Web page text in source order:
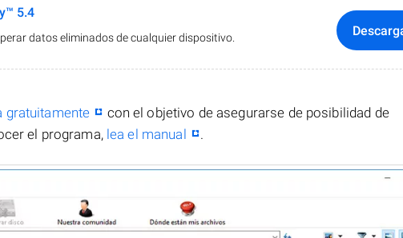
5.4
datos eliminados de cualquier dispositivo.
gratuitamente
con el objetivo de asegurarse de posibilidad de
el programa, lea el manual .